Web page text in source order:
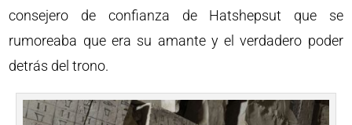
consejero de confianza de Hatshepsut que se
rumoreaba que era su amante y el verdadero poder
detrás del trono.